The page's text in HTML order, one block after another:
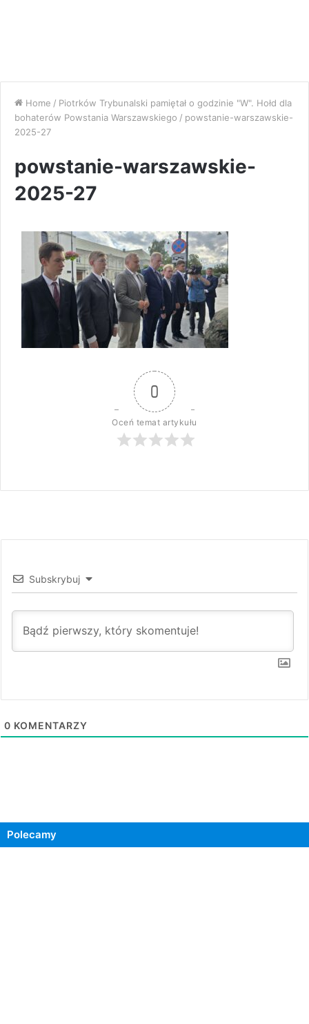
Home / Piotrków Trybunalski pamiętał o godzinie "W". Hołd dla
bohaterów Powstania Warszawskiego / powstanie-warszawskie-
2025-27
powstanie-warszawskie-
2025-27
0
Oceń temat artykułu
Subskrybuj
0 KOMENTARZY
Polecamy